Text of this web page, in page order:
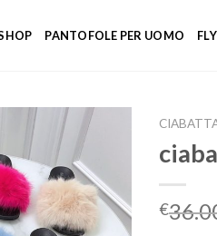
PANTOFOLE PER UOMO
€